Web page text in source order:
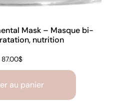
Mask – Masque bi-
nutrition
87.00$
au panier